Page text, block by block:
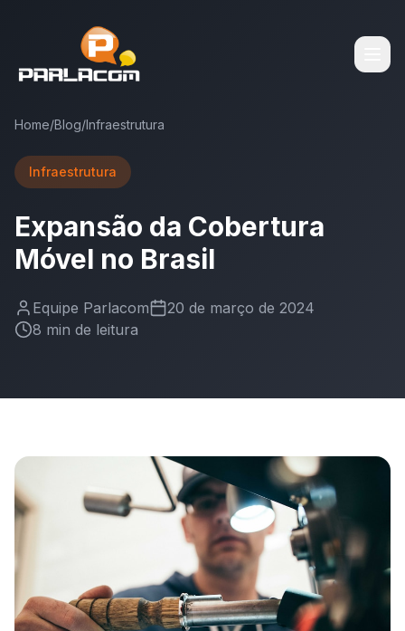
Home/Blog/Infraestrutura
Infraestrutura
Expansão da Cobertura
Móvel no Brasil
Equipe Parlacom
20 de março de 2024
8 min de leitura